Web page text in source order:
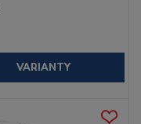
VARIANTY